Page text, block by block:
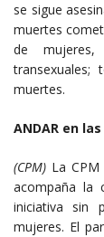
se sigue
muertes
de mujeres,
transexuales;
muertes.
ANDAR en
(CPM) La
acompaña la
iniciativa sin
mujeres. El